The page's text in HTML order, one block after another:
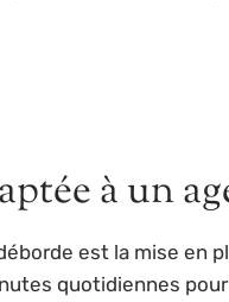
à un
est la mise en
quotidiennes